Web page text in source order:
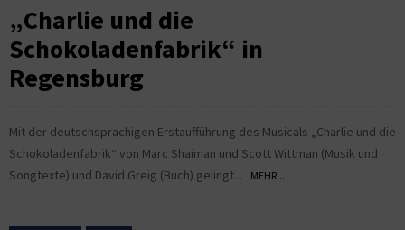
„Charlie und die
Schokoladenfabrik“ in
Regensburg
Mit der deutschsprachigen Erstaufführung des Musicals „Charlie und die
Schokoladenfabrik“ von Marc Shaiman und Scott Wittman (Musik und
Songtexte) und David Greig (Buch) gelingt...
MEHR...